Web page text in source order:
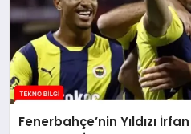
Fenerbahçe’nin Yıldızı